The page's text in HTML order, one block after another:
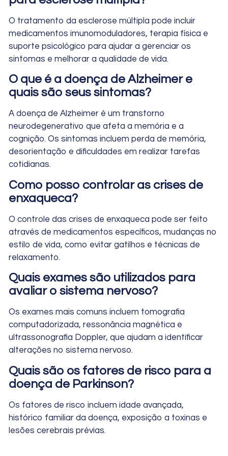
O tratamento da esclerose múltipla pode incluir
medicamentos imunomoduladores, terapia física e
suporte psicológico para ajudar a gerenciar os
sintomas e melhorar a qualidade de vida.
O que é a doença de Alzheimer e
quais são seus sintomas?
A doença de Alzheimer é um transtorno
neurodegenerativo que afeta a memória e a
cognição. Os sintomas incluem perda de memória,
desorientação e dificuldades em realizar tarefas
cotidianas.
Como posso controlar as crises de
enxaqueca?
O controle das crises de enxaqueca pode ser feito
através de medicamentos específicos, mudanças no
estilo de vida, como evitar gatilhos e técnicas de
relaxamento.
Quais exames são utilizados para
avaliar o sistema nervoso?
Os exames mais comuns incluem tomografia
computadorizada, ressonância magnética e
ultrassonografia Doppler, que ajudam a identificar
alterações no sistema nervoso.
Quais são os fatores de risco para a
doença de Parkinson?
Os fatores de risco incluem idade avançada,
histórico familiar da doença, exposição a toxinas e
lesões cerebrais prévias.